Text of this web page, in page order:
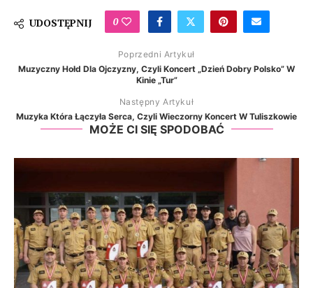
UDOSTĘPNIJ 0
Poprzedni Artykuł
Muzyczny Hołd Dla Ojczyzny, Czyli Koncert „Dzień Dobry Polsko” W
Kinie „Tur”
Następny Artykuł
Muzyka Która Łączyła Serca, Czyli Wieczorny Koncert W Tuliszkowie
MOŻE CI SIĘ SPODOBAĆ